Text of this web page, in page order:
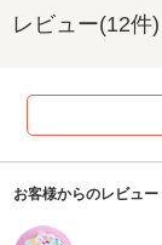
レビュー(12件)
お客様からのレビュー